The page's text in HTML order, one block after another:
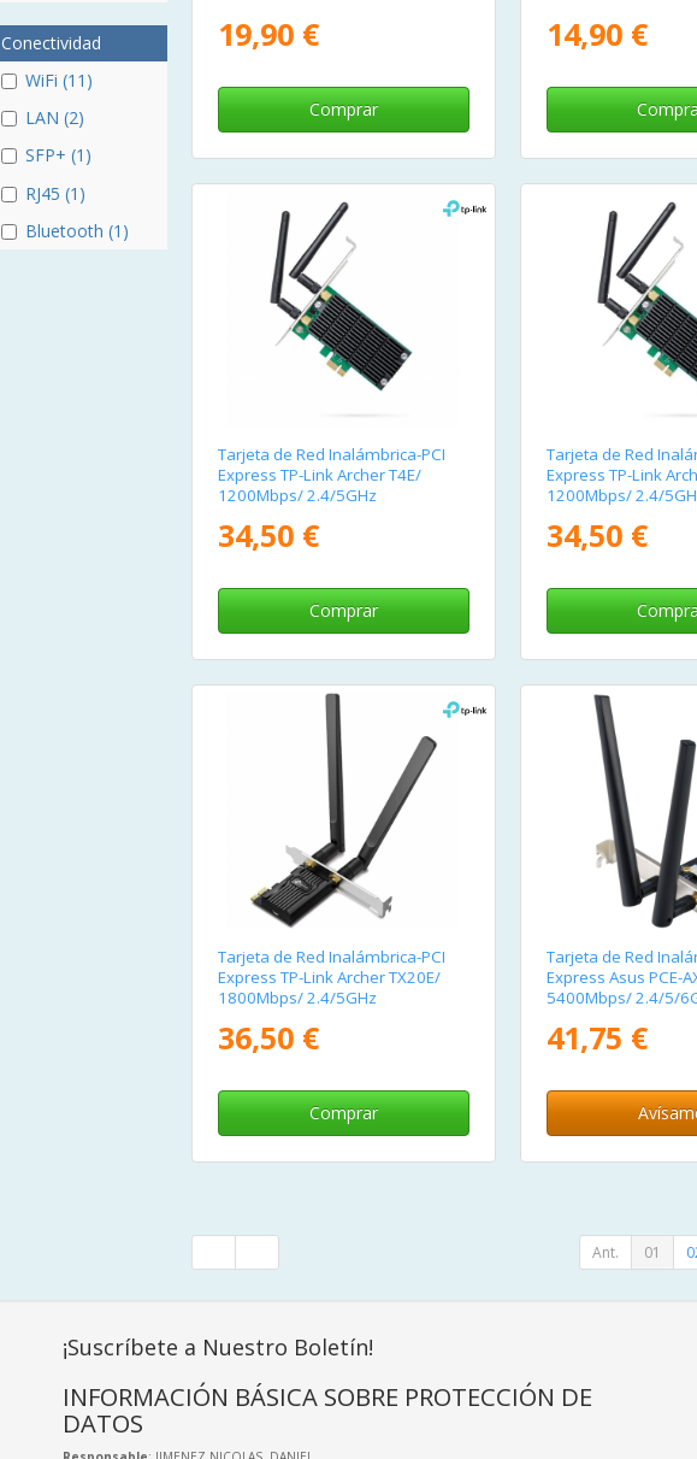
Conectividad
WiFi (11)
LAN (2)
SFP+ (1)
RJ45 (1)
Bluetooth (1)
19,90 €
Comprar
14,90 €
Tarjeta de Red Inalámbrica-PCI
Express TP-Link Archer T4E/
1200Mbps/ 2.4/5GHz
34,50 €
Comprar
Tarjeta de Red
Express TP-Link
1200Mbps/ 2.4/
34,50 €
Tarjeta de Red Inalámbrica-PCI
Express TP-Link Archer TX20E/
1800Mbps/ 2.4/5GHz
36,50 €
Comprar
Tarjeta de Red
Express Asus PCE-
5400Mbps/ 2.4/5/
41,75 €
Ant. 01
¡Suscríbete a Nuestro Boletín!
INFORMACIÓN BÁSICA SOBRE PROTECCIÓN DE
DATOS